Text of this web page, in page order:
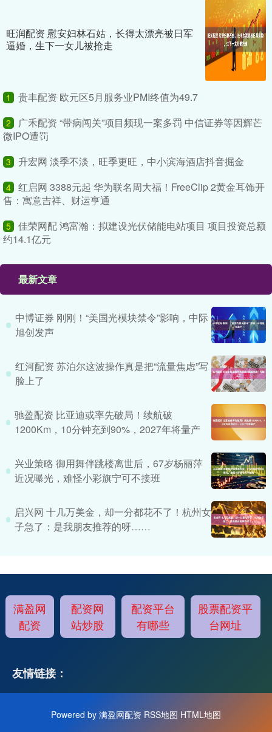
旺润配资 慰安妇林石姑，长得太漂亮被日军
逼婚，生下一女儿被抢走
1 贵丰配资 欧元区5月服务业PMI终值为49.7
2
广禾配资 “带病闯关”项目频现一案多罚 中信证券等因辉芒
微IPO遭罚
3 升宏网 淡季不淡，旺季更旺，中小滨海酒店抖音掘金
4 红启网 3388元起 华为联名周大福！FreeClip 2黄金耳饰开
售：寓意吉祥、财运亨通
5 佳荣网配 鸿富瀚：拟建设光伏储能电站项目 项目投资总额
约14.1亿元
最新文章
中博证券 刚刚！“美国光模块禁令”影响，中际
旭创发声
红河配资 苏泊尔这波操作真是把“流量焦虑”写
脸上了
驰盈配资 比亚迪或率先破局！续航破
1200Km，10分钟充到90%，2027年将量产
兴业策略 御用舞伴跳楼离世后，67岁杨丽萍
近况曝光，难怪小彩旗宁可不接班
启兴网 十几万美金，却一分都花不了！杭州女
子急了：是我朋友推荐的呀……
满盈网
配资
配资网
站炒股
配资平台
有哪些
股票配资平
台网址
友情链接：
Powered by 满盈网配资 RSS地图 HTML地图